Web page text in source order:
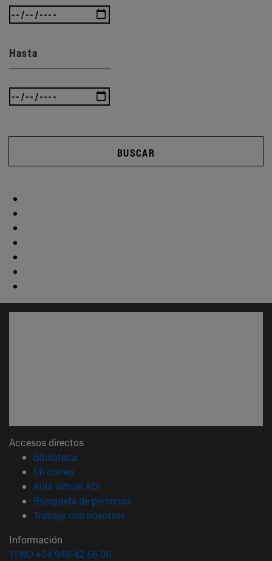
Hasta
BUSCAR
Accesos directos
Biblioteca
Mi correo(abre en nueva ventana)
Aula virtual ADI
Búsqueda de personas(abre en nueva ventana)
Trabaja con nosotros(abre en nueva ventana)
Información
TFNO +34 948 42 56 00